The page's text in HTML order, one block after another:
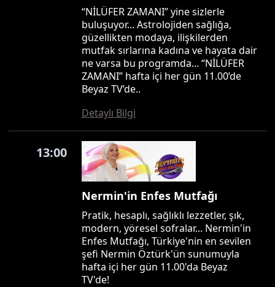
“NİLÜFER ZAMANI” yine sizlerle
buluşuyor... Astrolojiden sağlığa,
güzellikten modaya, ilişkilerden
mutfak sırlarına kadına ve hayata dair
ne varsa bu programda... “NİLÜFER
ZAMANI” hafta içi her gün 11.00’de
Beyaz TV’de..
Detaylı Bilgi
13:00
Nermin'in Enfes Mutfağı
Pratik, hesaplı, sağlıklı lezzetler, şık,
modern, yöresel sofralar... Nermin'in
Enfes Mutfağı, Türkiye'nin en sevilen
şefi Nermin Öztürk'ün sunumuyla
hafta içi her gün 11.00'da Beyaz
TV'de!